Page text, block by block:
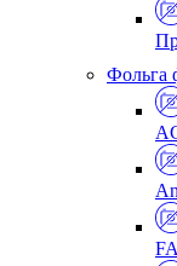
Фольга